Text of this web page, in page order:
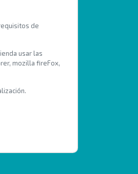
de
usar las
mozilla fireFox,